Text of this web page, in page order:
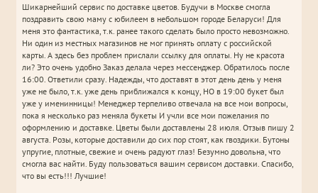
Шикарнейший сервис по доставке цветов. Будучи в Москве смогла
поздравить свою маму с юбилеем в небольшом городе Беларуси! Для
меня это фантастика, т.к. ранее такого сделать было просто невозможно.
Ни один из местных магазинов не мог принять оплату с российской
карты. А здесь без проблем прислали ссылку для оплаты. Ну не красота
ли? Это очень удобно Заказ делала через мессенджер. Обратилось после
16:00. Ответили сразу. Надежды, что доставят в этот день день у меня
уже не было, т.к. уже день приближался к концу, НО в 19:00 букет был
уже у именинницы! Менеджер терпеливо отвечала на все мои вопросы,
пока я несколько раз меняла букеты И учли все мои пожелания по
оформлению и доставке. Цветы были доставлены 28 июля. Отзыв пишу 2
августа. Розы, которые доставили до сих пор стоят, как гвоздики. Бутоны
упругие, плотные, свежие и очень радуют глаз! Безумно довольна, что
смогла вас найти. Буду пользоваться вашим сервисом доставки. Спасибо,
что вы есть!!! Лучшие!